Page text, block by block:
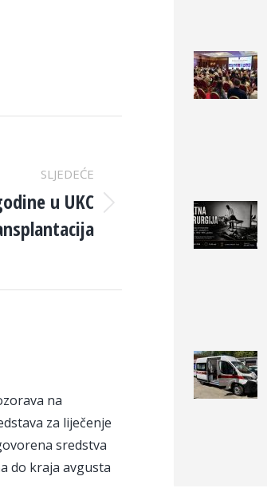
SLJEDEĆE
u UKC
na
za liječenje
sredstva
do kraja avgusta